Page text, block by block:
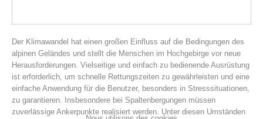
Der Klimawandel hat einen großen Einfluss auf die Bedingungen des
alpinen Geländes und stellt die Menschen im Hochgebirge vor neue
Herausforderungen. Vielseitige und einfach zu bedienende Ausrüstung
ist erforderlich, um schnelle Rettungszeiten zu gewährleisten und eine
einfache Anwendung für die Benutzer, besonders in Stresssituationen,
zu garantieren. Insbesondere bei Spaltenbergungen müssen
zuverlässige Ankerpunkte realisiert werden. Unter diesen Umständen